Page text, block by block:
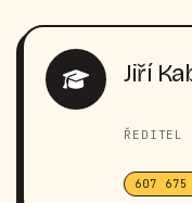
Jiří
ŘEDITEL
607 675